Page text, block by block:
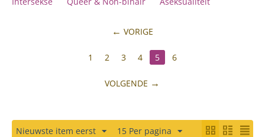
VORIGE
1 2 3 4 5 6
VOLGENDE
Nieuwste item eerst 15 Per pagina